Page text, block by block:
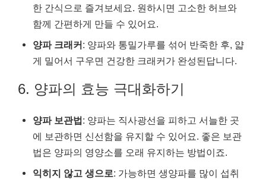
한 간식으로 즐겨보세요. 원하시면 고소한 허브와
함께 간편하게 만들 수 있어요.
양파 크래커: 양파와 통밀가루를 섞어 반죽한 후, 얇
게 밀어서 구우면 건강한 크래커가 완성된답니다.
6. 양파의 효능 극대화하기
양파 보관법: 양파는 직사광선을 피하고 서늘한 곳
에 보관하면 신선함을 유지할 수 있어요. 좋은 보관
법은 양파의 영양소를 오래 유지하는 방법이죠.
익히지 않고 생으로: 가능하면 생양파를 많이 섭취